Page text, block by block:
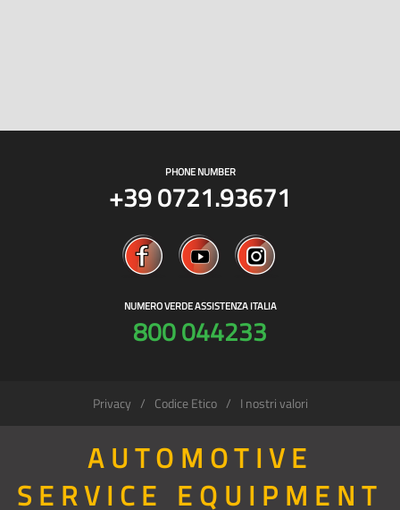
PHONE NUMBER
+39 0721.93671
NUMERO VERDE ASSISTENZA ITALIA
800 044233
Privacy Codice Etico I nostri valori
AUTOMOTIVE
SERVICE EQUIPMENT